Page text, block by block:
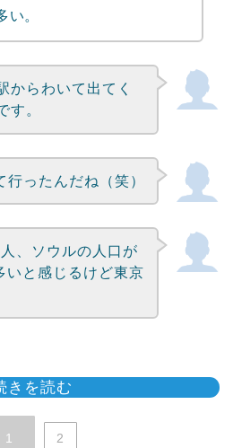
い。
からわいて出てく
す。
行ったんだね（笑）
、ソウルの人口が
いと感じるけど東京
きを読む
1 2